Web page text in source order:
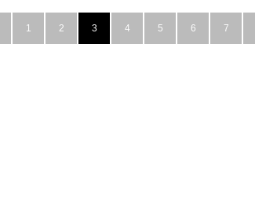
1 2 3 4 5 6 7